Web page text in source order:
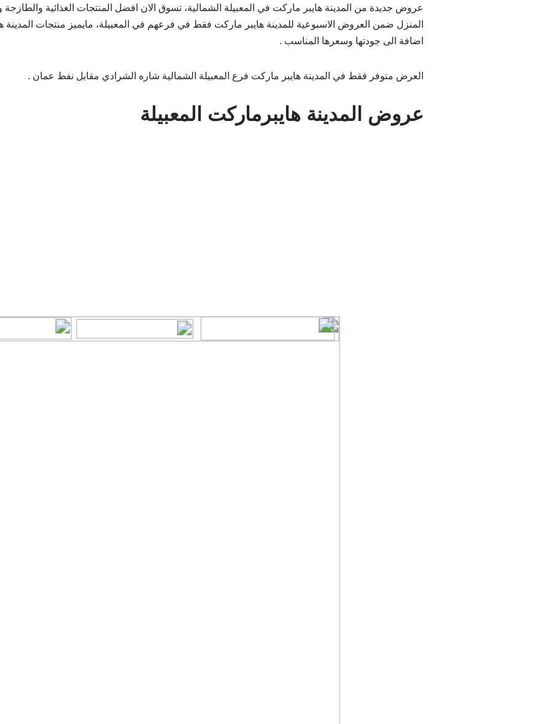
عروض جديدة من المدينة هايبر ماركت في المعبيلة الشمالية، تسوق الان افضل المنتجات الغذائية
المنزل ضمن العروض الاسبوعية للمدينة هايبر ماركت فقط في فرعهم في المعبيلة، مايميز منتجات المدينة
اضافة الى جودتها وسعرها المناسب .
العرض متوفر فقط في المدينة هايبر ماركت فرع المعبيلة الشمالية شاره الشرادي مقابل نفط عمان .
عروض المدينة هايبرماركت المعبيلة